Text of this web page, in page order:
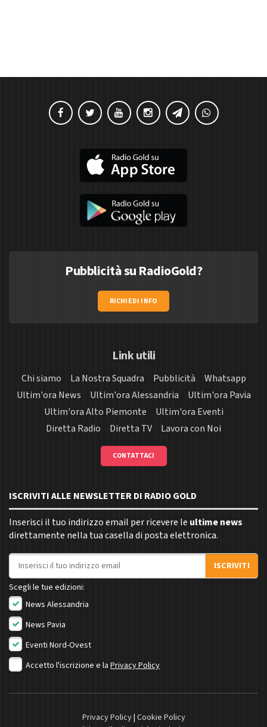
Pubblicità su RadioGold?
RICHIEDI INFO
Link utili
Chi siamo La Nostra Squadra Pubblicità
Whatsapp
Ultim'ora News
Ultim'ora Alessandria
Ultim'ora Pavia
Ultim'ora Alto Piemonte
Ultim'ora Eventi
Diretta Radio
Diretta TV Lavora con Noi
CONTATTACI
ISCRIVITI ALLE NEWSLETTER DI RADIO GOLD
Inserisci il tuo indirizzo email per ricevere le ultime news
direttamente nella tua casella di posta elettronica.
Indirizzo email
ISCRIVITI
Scegli le tue edizioni:
News Alessandria
News Pavia
Eventi Nord-Ovest
Accetto l'iscrizione e la Privacy Policy
Privacy Policy| Cookie Policy